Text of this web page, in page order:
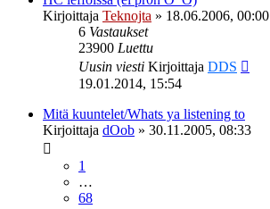
Kirjoittaja Teknojta » 18.06.2006, 00:00
6 Vastaukset
23900 Luettu
Uusin viesti Kirjoittaja DDS
19.01.2014, 15:54
Mitä kuuntelet/Whats ya listening to
Kirjoittaja dOob » 30.11.2005, 08:33
1
…
68